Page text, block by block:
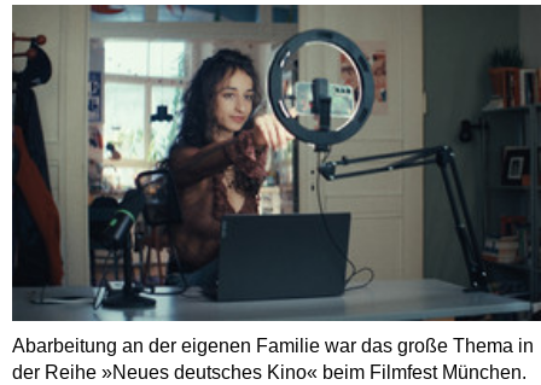
Abarbeitung an der eigenen Familie war das große Thema in
der Reihe »Neues deutsches Kino« beim Filmfest München.